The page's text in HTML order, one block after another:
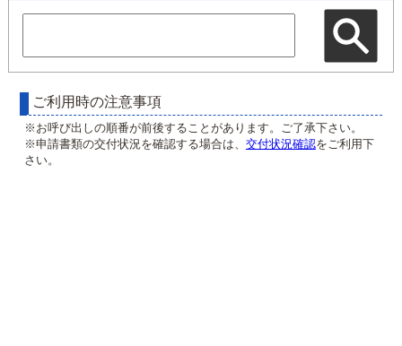
待ち状況確認
交付状況確認
混雑予想カレンダー
ご利用時の注意事項
※お呼び出しの順番が前後することがあります。ご了承下さい。
※申請書類の交付状況を確認する場合は、 交付状況確認をご利用下
さい。